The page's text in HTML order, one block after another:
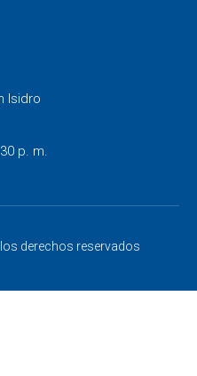
Isidro
p. m.
derechos reservados